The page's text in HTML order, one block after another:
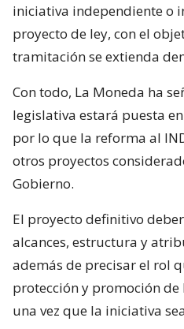
iniciativa independiente o
proyecto de ley, con el
tramitación se extienda
Con todo, La Moneda ha
legislativa estará puesta
por lo que la reforma al
otros proyectos
Gobierno.
El proyecto definitivo
alcances, estructura y
además de precisar el rol
protección y promoción de
una vez que la iniciativa